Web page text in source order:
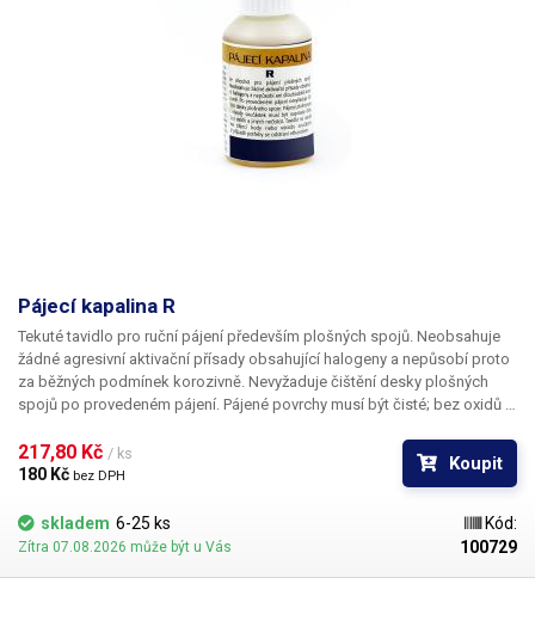
Pájecí kapalina R
Tekuté tavidlo pro ruční pájení především plošných spojů. Neobsahuje
žádné agresivní aktivační přísady obsahující halogeny a nepůsobí proto
za běžných podmínek korozivně. Nevyžaduje čištění desky plošných
spojů po provedeném pájení. Pájené povrchy musí být čisté; bez oxidů a
217,80 Kč / ks
180 Kč bez DPH
Koupit
skladem 6-25 ks
Zítra 07.08.2026 může být u Vás
Kód:
100729